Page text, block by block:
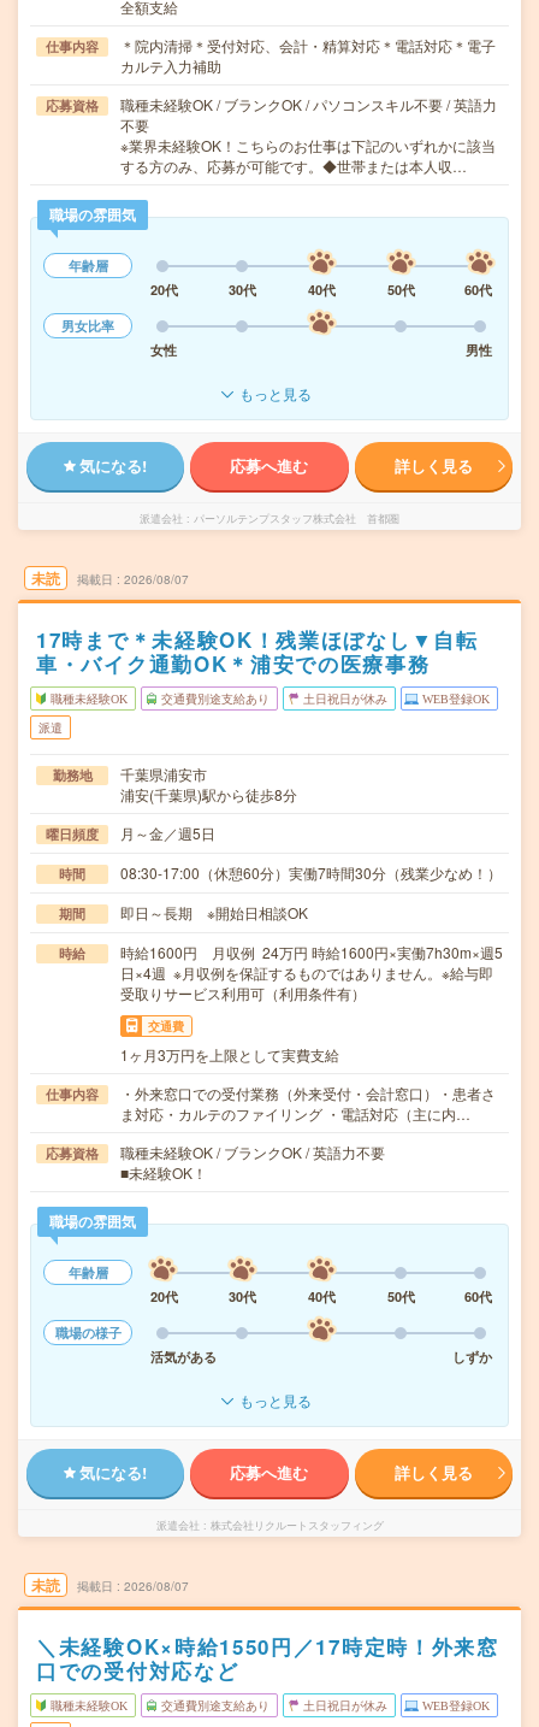
全額支給
仕事内容
＊院内清掃＊受付対応、会計・精算対応＊電話対応＊電子
カルテ入力補助
応募資格
職種未経験OK / ブランクOK / パソコンスキル不要 / 英語力
不要
※業界未経験OK！こちらのお仕事は下記のいずれかに該当
する方のみ、応募が可能です。◆世帯または本人収…
職場の雰囲気
年齢層
20代
30代 40代 50代
60代
男女比率
女性
男性
もっと見る
気になる! 応募へ進む 詳しく見る
派遣会社 パーソルテンプスタッフ株式会社 首都圏
未読 掲載日 2026/08/07
17時まで＊未経験OK！残業ほぼなし▼自転
車・バイク通勤OK＊浦安での医療事務
職種未経験OK 交通費別途支給あり 土日祝日が休み WEB登録OK
派遣
勤務地
千葉県浦安市
浦安(千葉県)駅から徒歩8分
曜日頻度 月～金／週5日
時間 08:30-17:00（休憩60分）実働7時間30分（残業少なめ！）
期間 即日～長期 ※開始日相談OK
時給
時給1600円 月収例 24万円 時給1600円×実働7h30m×週5
日×4週 ※月収例を保証するものではありません。※給与即
受取りサービス利用可（利用条件有）
交通費
1ヶ月3万円を上限として実費支給
仕事内容
・外来窓口での受付業務（外来受付・会計窓口）・患者さ
ま対応・カルテのファイリング ・電話対応（主に内…
応募資格
職種未経験OK / ブランクOK / 英語力不要
■未経験OK！
職場の雰囲気
年齢層
20代
30代 40代 50代
60代
職場の様子
活気がある
しずか
もっと見る
気になる! 応募へ進む 詳しく見る
派遣会社 株式会社リクルートスタッフィング
未読 掲載日 2026/08/07
＼未経験OK×時給1550円／17時定時！外来窓
口での受付対応など
職種未経験OK 交通費別途支給あり 土日祝日が休み WEB登録OK